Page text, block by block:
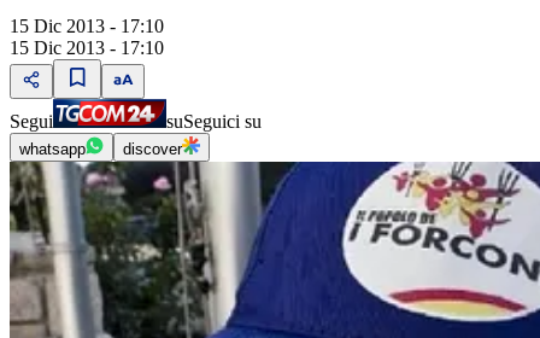
15 Dic 2013 - 17:10
15 Dic 2013 - 17:10
Segui suSeguici su
whatsapp discover